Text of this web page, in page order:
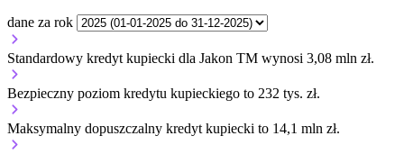
dane za rok
Standardowy kredyt kupiecki dla Jakon TM wynosi 3,08 mln zł.
Bezpieczny poziom kredytu kupieckiego to 232 tys. zł.
Maksymalny dopuszczalny kredyt kupiecki to 14,1 mln zł.